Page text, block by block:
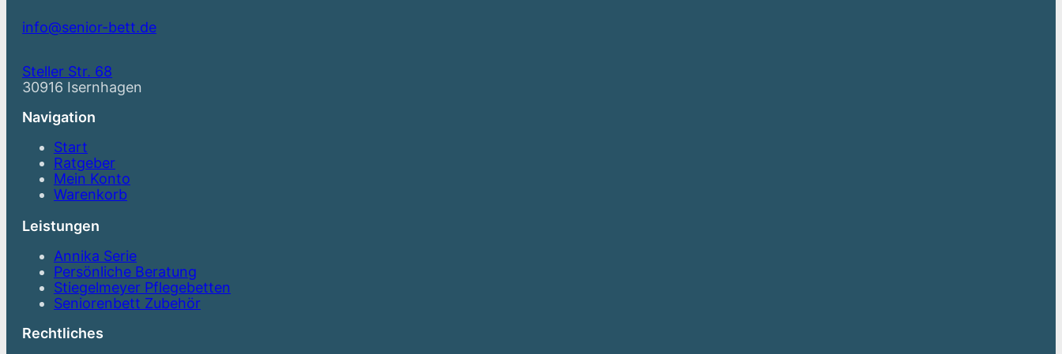
info@senior-bett.de
Steller Str. 68
30916 Isernhagen
Navigation
Start
Ratgeber
Mein Konto
Warenkorb
Leistungen
Annika Serie
Persönliche Beratung
Stiegelmeyer Pflegebetten
Seniorenbett Zubehör
Rechtliches